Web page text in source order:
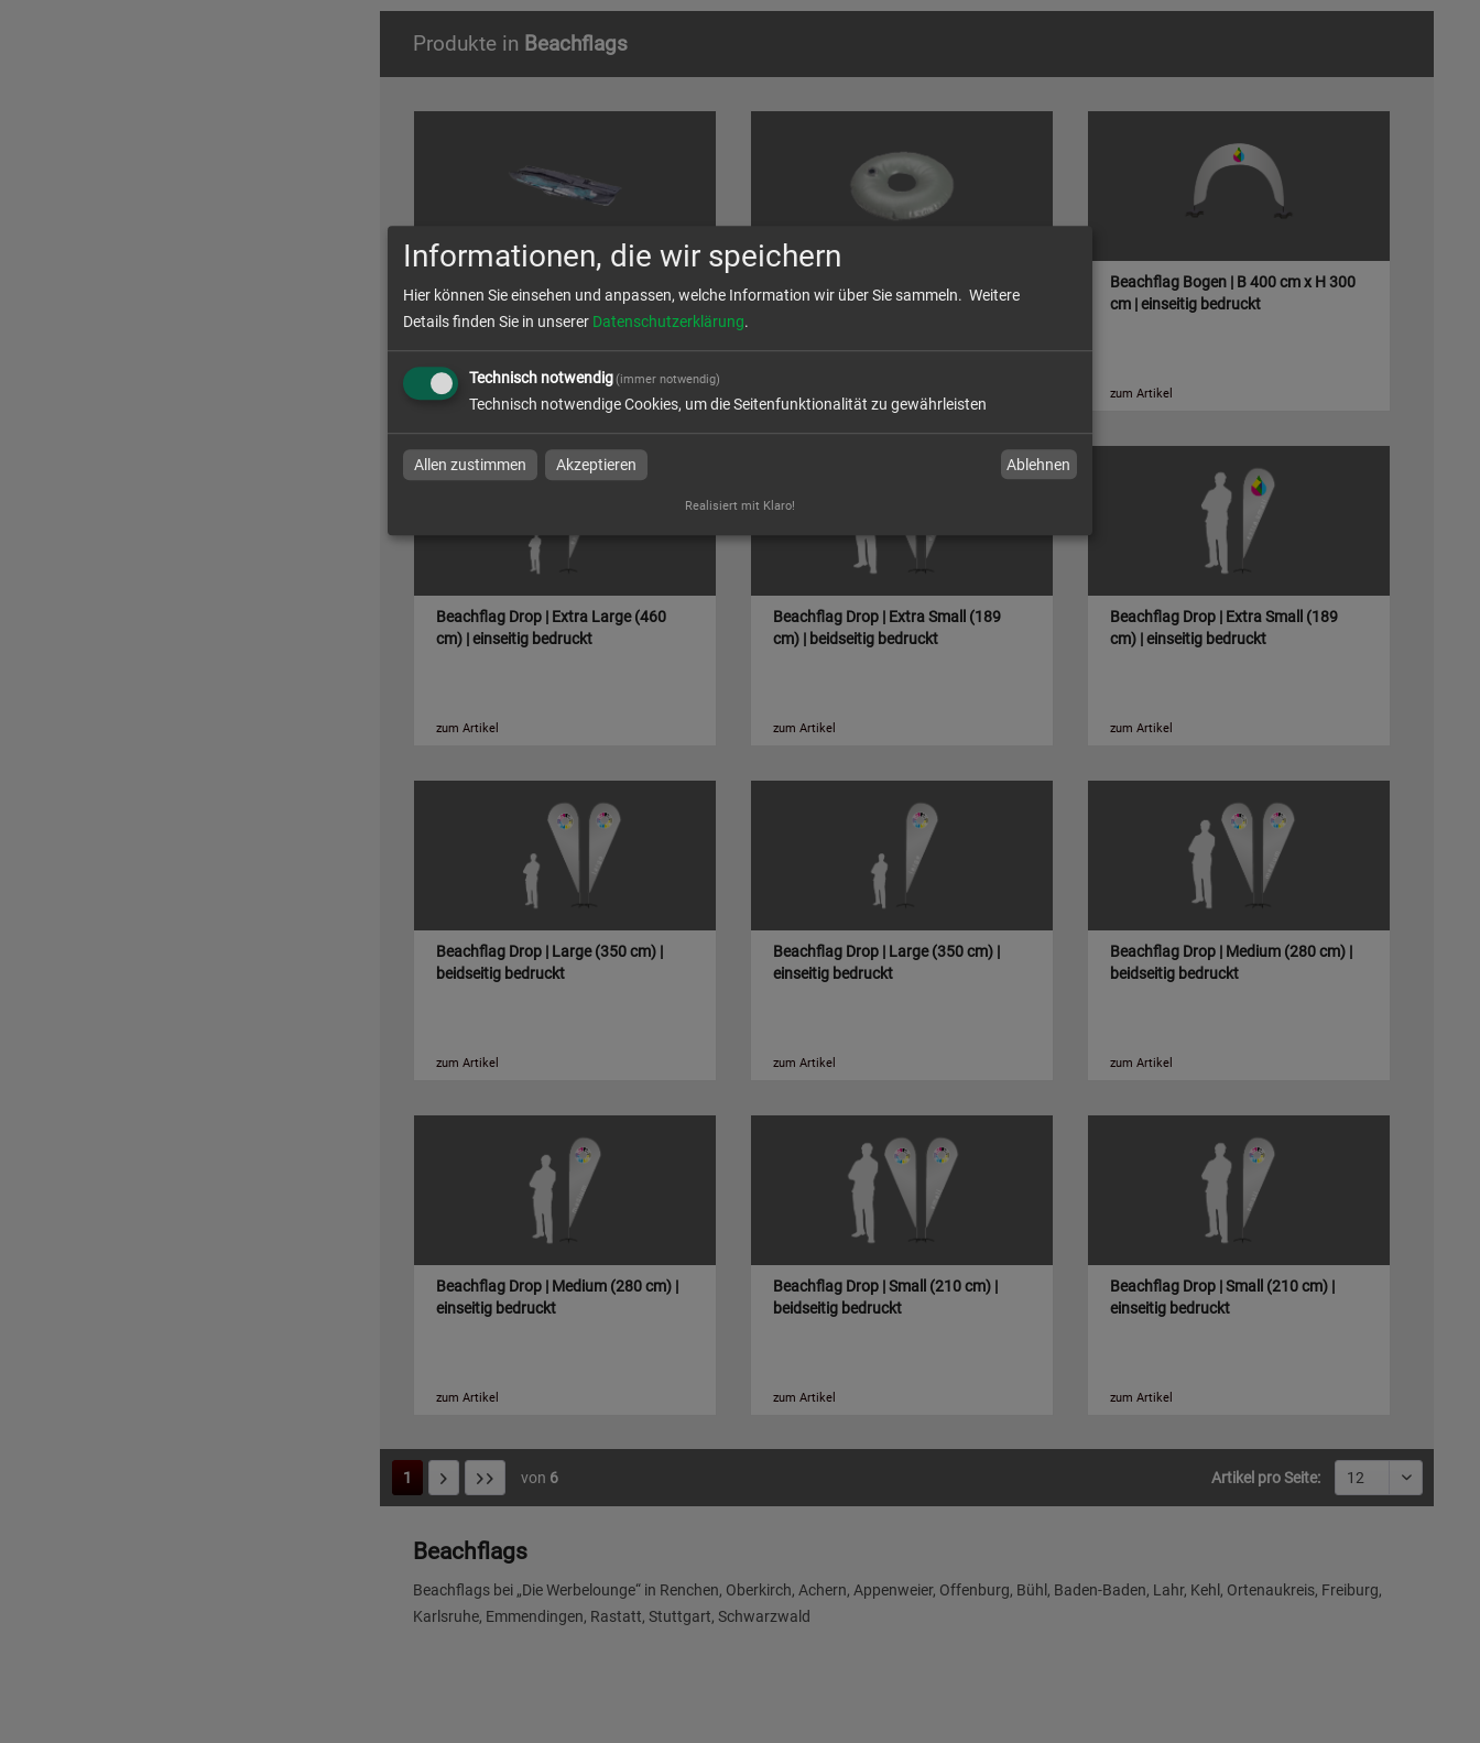
Produkte in Beachflags
Druck
zum Artikel
Beschwerung | ohne Druck
Beachflag Bogen | B 400 cm x H 300
cm | einseitig bedruckt
zum Artikel
Beachflag Drop | Extra Large (460
cm) | einseitig bedruckt
zum Artikel
Beachflag Drop | Extra Small (189
cm) | beidseitig bedruckt
zum Artikel
Beachflag Drop | Extra Small (189
cm) | einseitig bedruckt
zum Artikel
Beachflag Drop | Large (350 cm) |
beidseitig bedruckt
zum Artikel
Beachflag Drop | Large (350 cm) |
einseitig bedruckt
zum Artikel
Beachflag Drop | Medium (280 cm) |
beidseitig bedruckt
zum Artikel
Beachflag Drop | Medium (280 cm) |
einseitig bedruckt
zum Artikel
Beachflag Drop | Small (210 cm) |
beidseitig bedruckt
zum Artikel
Beachflag Drop | Small (210 cm) |
einseitig bedruckt
zum Artikel
1 von 6 Artikel pro Seite:
Beachflags
Beachflags bei „Die Werbelounge“ in Renchen, Oberkirch, Achern, Appenweier, Offenburg, Bühl, Baden-Baden, Lahr, Kehl, Ortenaukreis, Freiburg,
Karlsruhe, Emmendingen, Rastatt, Stuttgart, Schwarzwald
Informationen, die wir speichern
Hier können Sie einsehen und anpassen, welche Information wir über Sie sammeln. Weitere
Details finden Sie in unserer Datenschutzerklärung.
Technisch notwendig(immer notwendig)
Technisch notwendige Cookies, um die Seitenfunktionalität zu gewährleisten
Allen zustimmen Akzeptieren Ablehnen
Realisiert mit Klaro!